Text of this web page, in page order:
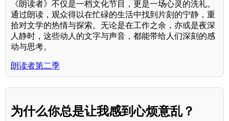
《朗读者》不仅是一档文化节目，更是一场心灵的洗礼。
通过朗读，观众得以在忙碌的生活中找到片刻的宁静，重
拾对文学的热情与探索。无论是在工作之余，亦或是夜深
人静时，这些动人的文字与声音，都能带给人们深刻的感
动与思考。
朗读者第二季
为什么你总是让我感到心烦意乱？